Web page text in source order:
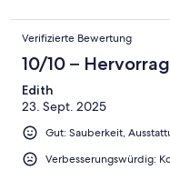
Verifizierte Bewertung
10/10 –
Edith
23. Sept. 2025
Gut: Sauberkeit,
Verbesserungswürdig: